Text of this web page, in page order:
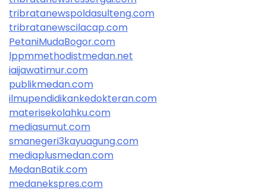
tribratanewspoldasulteng.com
tribratanewscilacap.com
PetaniMudaBogor.com
lppmmethodistmedan.net
iaijawatimur.com
publikmedan.com
ilmupendidikankedokteran.com
materisekolahku.com
mediasumut.com
smanegeri3kayuagung.com
mediaplusmedan.com
MedanBatik.com
medanekspres.com